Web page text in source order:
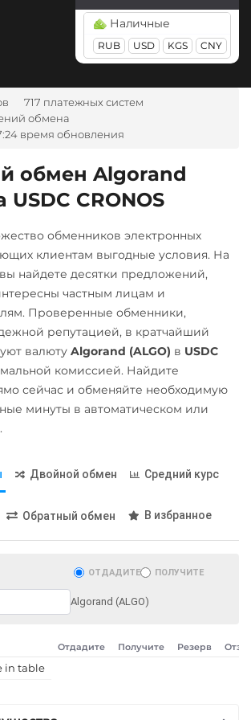
ARB
(WBTC)
(WETH)
BASE
Litecoin (LTC)
Monero (XMR)
NEAR Protocol
Notcoin (NOT)
Ontology (ONT)
Optimism (OP)
Pax Dollar (USDP)
ERC20
Pepe
Pol (ex-MATIC)
POL
Qtum
Ravencoin (RVN)
Shib
Solana (SOL)
Starknet (STRK)
Stellar (XLM)
GBP
TRY PLN
SEK
CAD
MDL KGS
AZN
BGN CZK
GEL
HUF
NOK TJS
INR
IDR
ARS
А-Банк UAH
Ак Барс Банк RUB
RUB CASH-IN RUB
Беларусбанк BYN
ВТБ Банк RUB
Газпромбанк RUB
Евразийский Банк KZT
ЕРИП Расчет BYN
Карта Unionpay CNY
USD RUB EUR
UAH
AED
GEL ILS
IDR
Открытие RUB
Наличные
RUB USD KGS CNY
717 платежных систем
обмена
время обновления
обмен Algorand
USDC CRONOS
обменников электронных
клиентам выгодные условия. На
найдете десятки предложений,
частным лицам и
Проверенные обменники,
репутацией, в кратчайший
валюту Algorand (ALGO) в USDC
комиссией. Найдите
сейчас и обменяйте необходимую
минуты в автоматическом или
Двойной обмен Средний курс
Обратный обмен В избранное
ОТДАДИТЕ ПОЛУЧИТЕ
Algorand (ALGO)
Отдадите Получите Резерв
in table